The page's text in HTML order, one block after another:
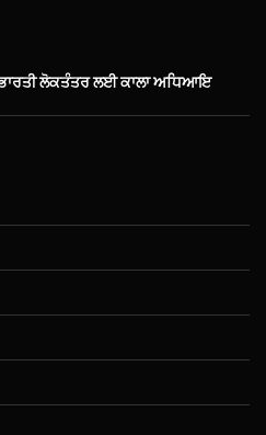
ਭਾਰਤੀ ਲੋਕਤੰਤਰ ਲਈ ਕਾਲਾ ਅਧਿਆਇ